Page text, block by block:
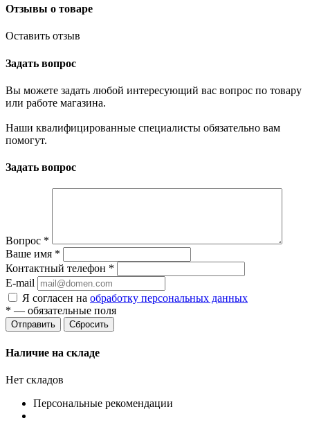
Отзывы о товаре
Оставить отзыв
Задать вопрос
Вы можете задать любой интересующий вас вопрос по товару
или работе магазина.
Наши квалифицированные специалисты обязательно вам
помогут.
Задать вопрос
Вопрос *
Ваше имя *
Контактный телефон *
E-mail
Я согласен на обработку персональных данных
* — обязательные поля
Сбросить
Наличие на складе
Нет складов
Персональные рекомендации